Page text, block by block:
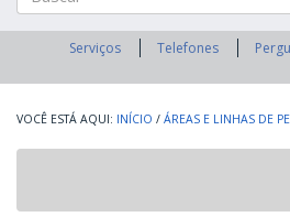
Buscar
Serviços Telefones
INÍCIO / ÁREAS E LINHAS DE